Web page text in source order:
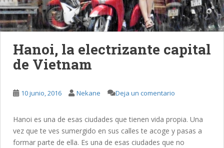
Hanoi, la electrizante capital
de Vietnam
10 junio, 2016 Nekane Deja un comentario
Hanoi es una de esas ciudades que tienen vida propia. Una
vez que te ves sumergido en sus calles te acoge y pasas a
formar parte de ella. Es una de esas ciudades que no